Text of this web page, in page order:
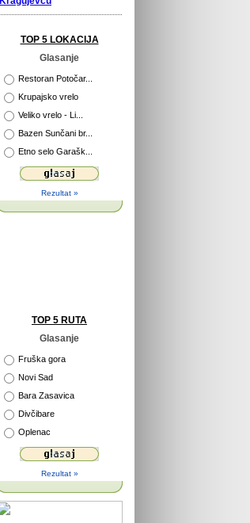
TOP 5 LOKACIJA
Glasanje
Restoran Potočar...
Krupajsko vrelo
Veliko vrelo - Li...
Bazen Sunčani br...
Etno selo Garašk...
Rezultat »
TOP 5 RUTA
Glasanje
Fruška gora
Novi Sad
Bara Zasavica
Divčibare
Oplenac
Rezultat »